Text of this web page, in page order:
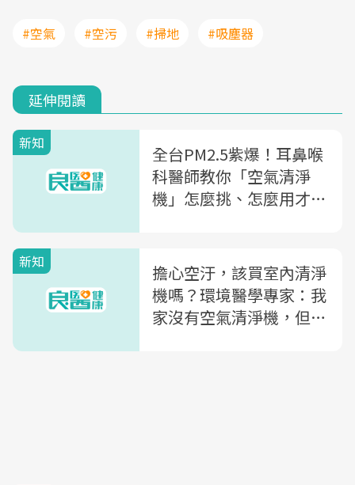
#空氣 #空污 #掃地 #吸塵器
延伸閱讀
新知
全台PM2.5紫爆！耳鼻喉
科醫師教你「空氣清淨
機」怎麼挑、怎麼用才防
新知
擔心空汙，該買室內清淨
機嗎？環境醫學專家：我
家沒有空氣清淨機，但必